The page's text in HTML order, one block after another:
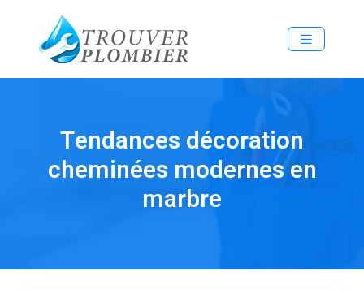
Tendances décoration
cheminées modernes en
marbre